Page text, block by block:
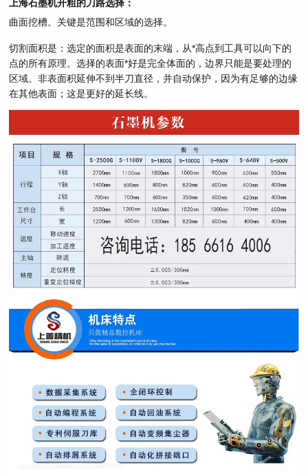
曲面挖槽。关键是范围和区域的选择。
切割面积是：选定的面积是表面的末端，从*高点到工具可以向下的
点的所有原理。选择的表面*好是完全体面的，边界只能是要处理的
区域。非表面积延伸不到半刀直径，并自动保护，因为有足够的边缘
在其他表面；这是更好的延长线。